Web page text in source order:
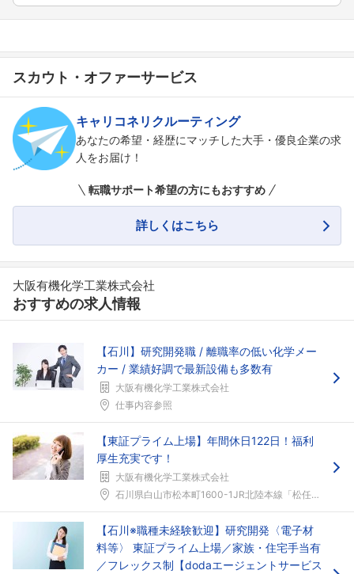
こちらの企業もフォローしませんか？
スカウト・オファーサービス
キャリコネリクルーティング
あなたの希望・経歴にマッチした大手・優良企業の求
人をお届け！
転職サポート希望の方にもおすすめ
詳しくはこちら
大阪有機化学工業株式会社
おすすめの求人情報
【石川】研究開発職 / 離職率の低い化学メー
カー / 業績好調で最新設備も多数有
大阪有機化学工業株式会社
仕事内容参照
【東証プライム上場】年間休日122日！福利
厚生充実です！
大阪有機化学工業株式会社
石川県白山市松本町1600-1JR北陸本線「松任」...
【石川※職種未経験歓迎】研究開発〈電子材
料等〉 東証プライム上場／家族・住宅手当有
／フレックス制【dodaエージェントサービス